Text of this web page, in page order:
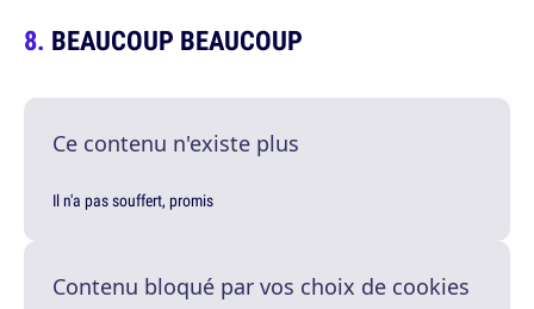
BEAUCOUP BEAUCOUP
Ce contenu n'existe plus
Il n'a pas souffert, promis
Contenu bloqué par vos choix de cookies